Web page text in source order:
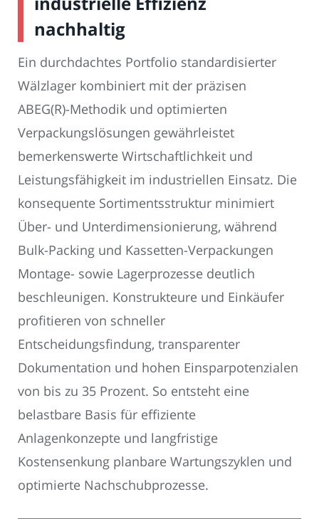
nachhaltig
Ein durchdachtes Portfolio standardisierter
Wälzlager kombiniert mit der präzisen
ABEG(R)-Methodik und optimierten
Verpackungslösungen gewährleistet
bemerkenswerte Wirtschaftlichkeit und
Leistungsfähigkeit im industriellen Einsatz. Die
konsequente Sortimentsstruktur minimiert
Über- und Unterdimensionierung, während
Bulk-Packing und Kassetten-Verpackungen
Montage- sowie Lagerprozesse deutlich
beschleunigen. Konstrukteure und Einkäufer
profitieren von schneller
Entscheidungsfindung, transparenter
Dokumentation und hohen Einsparpotenzialen
von bis zu 35 Prozent. So entsteht eine
belastbare Basis für effiziente
Anlagenkonzepte und langfristige
Kostensenkung planbare Wartungszyklen und
optimierte Nachschubprozesse.